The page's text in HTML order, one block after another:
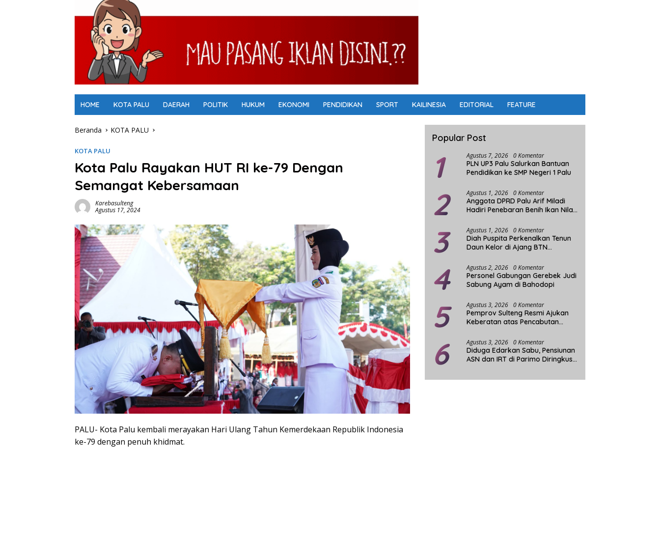
HOME KOTA PALU DAERAH POLITIK HUKUM EKONOMI PENDIDIKAN SPORT KAILINESIA EDITORIAL FEATURE
Beranda KOTA PALU
KOTA PALU
Kota Palu Rayakan HUT RI ke-79 Dengan
Semangat Kebersamaan
Karebasulteng
Agustus 17, 2024
PALU- Kota Palu kembali merayakan Hari Ulang Tahun Kemerdekaan Republik Indonesia
ke-79 dengan penuh khidmat.
Popular Post
1 Agustus 7, 2026 0 Komentar
PLN UP3 Palu Salurkan Bantuan
Pendidikan ke SMP Negeri 1 Palu
2 Agustus 1, 2026 0 Komentar
Anggota DPRD Palu Arif Miladi
Hadiri Penebaran Benih Ikan Nila
3 Agustus 1, 2026 0 Komentar
Diah Puspita Perkenalkan Tenun
Daun Kelor di Ajang BTN
4 Agustus 2, 2026 0 Komentar
Personel Gabungan Gerebek Judi
Sabung Ayam di Bahodopi
5 Agustus 3, 2026 0 Komentar
Pemprov Sulteng Resmi Ajukan
Keberatan atas Pencabutan
6 Agustus 3, 2026 0 Komentar
Diduga Edarkan Sabu, Pensiunan
ASN dan IRT di Parimo Diringkus